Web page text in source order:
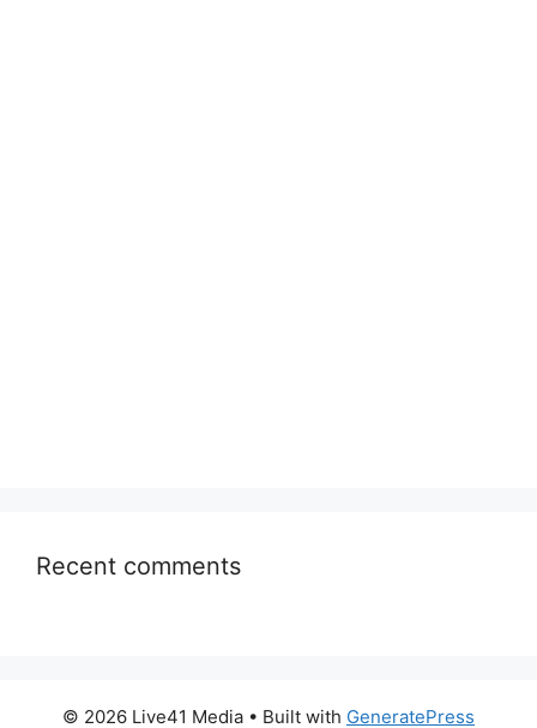
Recent comments
© 2026 Live41 Media • Built with GeneratePress